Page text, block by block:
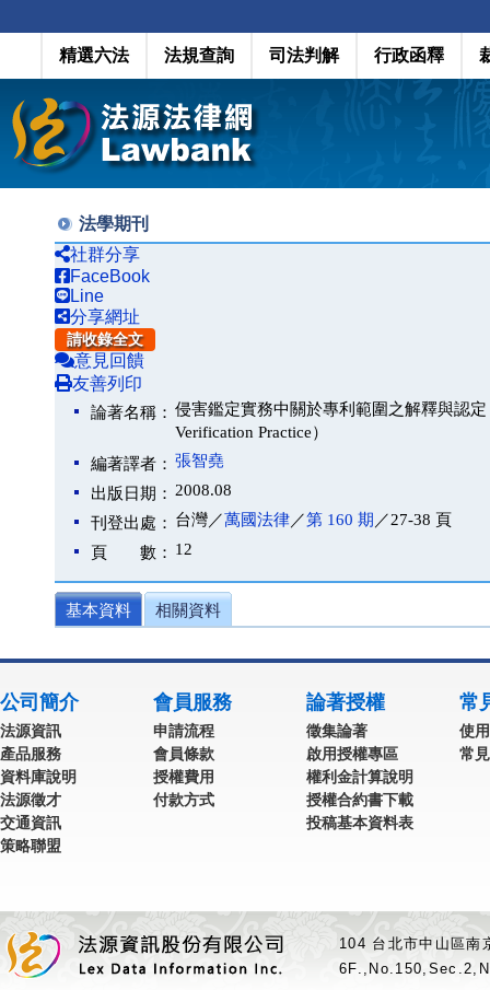
精選六法 法規查詢 司法判解 行政函釋
法學期刊
社群分享
FaceBook
Line
分享網址
請收錄全文
意見回饋
友善列印
論著名稱： 侵害鑑定實務中關於專利範圍之解釋與認定
Verification Practice）
編著譯者： 張智堯
出版日期： 2008.08
刊登出處： 台灣／萬國法律／第 160 期 ／27-38 頁
頁 數： 12
基本資料 相關資料
公司簡介
法源資訊
產品服務
資料庫說明
法源徵才
交通資訊
策略聯盟
會員服務
申請流程
會員條款
授權費用
付款方式
論著授權
徵集論著
啟用授權專區
權利金計算說明
授權合約書下載
投稿基本資料表
常
使
常
104 台北市中山區